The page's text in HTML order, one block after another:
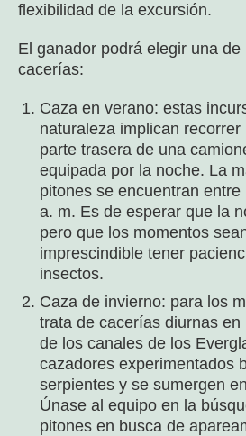
flexibilidad de la excursión.
El ganador podrá elegir una
cacerías:
Caza en verano: estas
naturaleza implican
parte trasera de una
equipada por la noche. La
pitones se encuentran
a. m. Es de esperar que la
pero que los momentos
imprescindible tener
insectos.
Caza de invierno: para los
trata de cacerías diurnas
de los canales de los
cazadores experimentados
serpientes y se sumergen
Únase al equipo en la
pitones en busca de